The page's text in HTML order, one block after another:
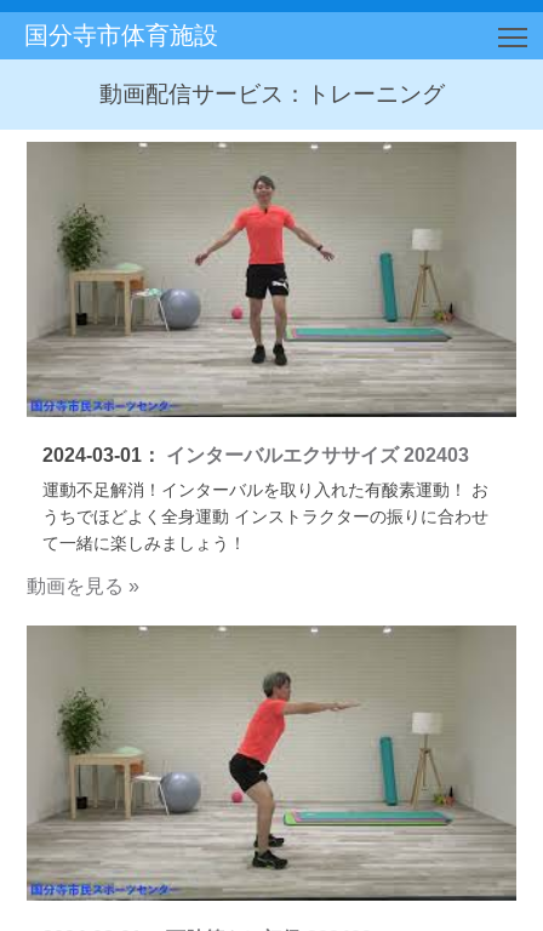
国分寺市体育施設
動画配信サービス：トレーニング
2024-03-01： インターバルエクササイズ 202403
運動不足解消！インターバルを取り入れた有酸素運動！ お
うちでほどよく全身運動 インストラクターの振りに合わせ
て一緒に楽しみましょう！
動画を見る »